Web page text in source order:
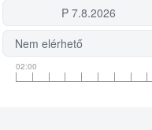
Nem elérhető
Tee
time
Flight
slot
This
start
02:00